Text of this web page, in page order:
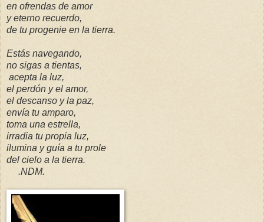
en ofrendas de amor
y eterno recuerdo,
de tu progenie en la tierra.
Estás navegando,
no sigas a tientas,
acepta la luz,
el perdón y el amor,
el descanso y la paz,
envía tu amparo,
toma una estrella,
irradia tu propia luz,
ilumina y guía a tu prole
del cielo a la tierra.
.NDM.